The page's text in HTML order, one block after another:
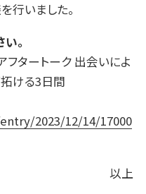
行いました。
。
タートーク 出会いによ
ける3日間
2023/12/14/17000
以上